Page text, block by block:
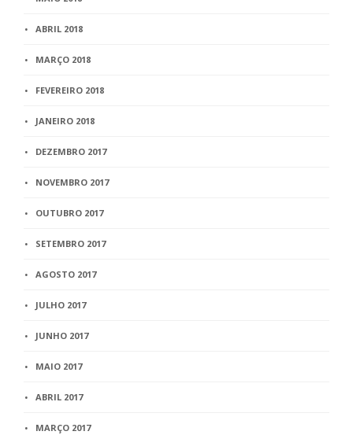
ABRIL 2018
MARÇO 2018
FEVEREIRO 2018
JANEIRO 2018
DEZEMBRO 2017
NOVEMBRO 2017
OUTUBRO 2017
SETEMBRO 2017
AGOSTO 2017
JULHO 2017
JUNHO 2017
MAIO 2017
ABRIL 2017
MARÇO 2017